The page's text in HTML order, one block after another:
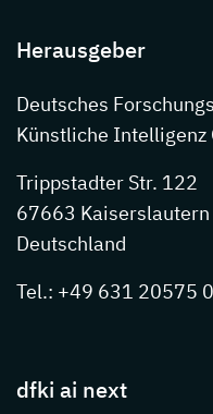
Herausgeber
Deutsches
Künstliche Intelligenz
Trippstadter Str. 122
67663 Kaiserslautern
Deutschland
Tel.: +49 631 20575 0
dfki ai next